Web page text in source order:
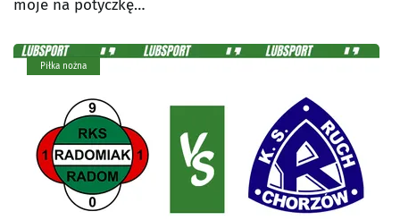
moje na potyczkę…
Piłka nożna